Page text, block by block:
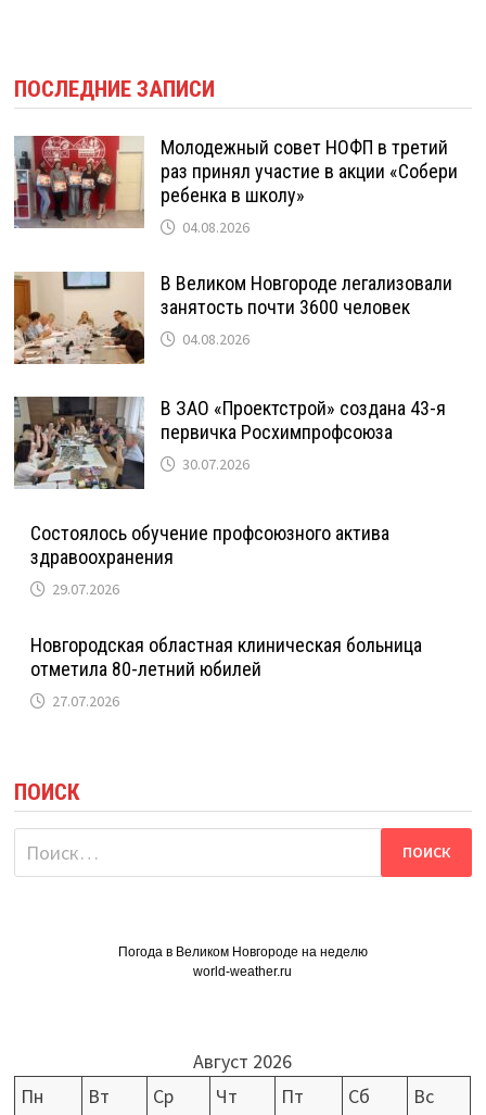
ПОСЛЕДНИЕ ЗАПИСИ
Молодежный совет НОФП в третий
раз принял участие в акции «Собери
ребенка в школу»
04.08.2026
В Великом Новгороде легализовали
занятость почти 3600 человек
04.08.2026
В ЗАО «Проектстрой» создана 43-я
первичка Росхимпрофсоюза
30.07.2026
Состоялось обучение профсоюзного актива
здравоохранения
29.07.2026
Новгородская областная клиническая больница
отметила 80-летний юбилей
27.07.2026
ПОИСК
Найти:
Погода в Великом Новгороде на неделю
world-weather.ru
Август 2026
Пн
Вт Ср Чт Пт Сб
Вс